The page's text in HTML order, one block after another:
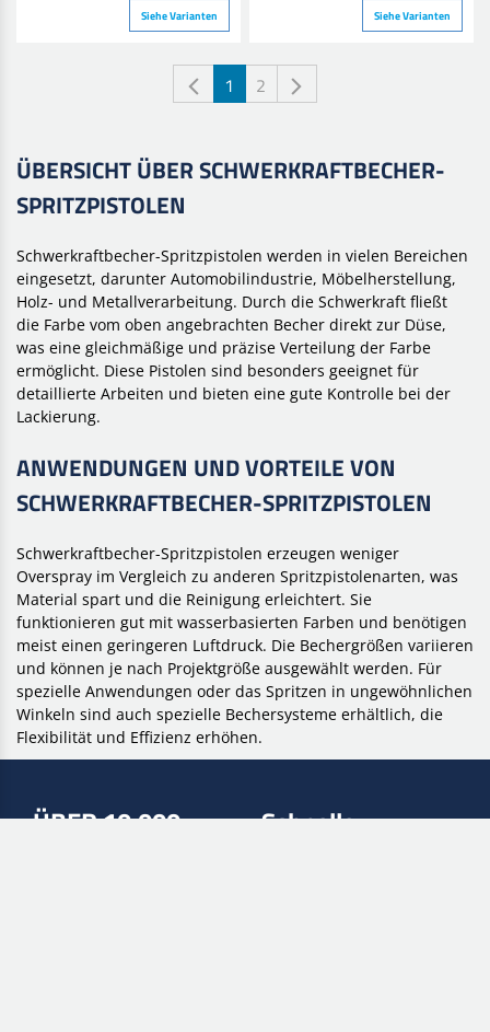
Siehe Varianten Siehe Varianten
1 2
ÜBERSICHT ÜBER SCHWERKRAFTBECHER-
SPRITZPISTOLEN
Schwerkraftbecher-Spritzpistolen werden in vielen Bereichen
eingesetzt, darunter Automobilindustrie, Möbelherstellung,
Holz- und Metallverarbeitung. Durch die Schwerkraft fließt
die Farbe vom oben angebrachten Becher direkt zur Düse,
was eine gleichmäßige und präzise Verteilung der Farbe
ermöglicht. Diese Pistolen sind besonders geeignet für
detaillierte Arbeiten und bieten eine gute Kontrolle bei der
Lackierung.
ANWENDUNGEN UND VORTEILE VON
SCHWERKRAFTBECHER-SPRITZPISTOLEN
Schwerkraftbecher-Spritzpistolen erzeugen weniger
Overspray im Vergleich zu anderen Spritzpistolenarten, was
Material spart und die Reinigung erleichtert. Sie
funktionieren gut mit wasserbasierten Farben und benötigen
meist einen geringeren Luftdruck. Die Bechergrößen variieren
und können je nach Projektgröße ausgewählt werden. Für
spezielle Anwendungen oder das Spritzen in ungewöhnlichen
Winkeln sind auch spezielle Bechersysteme erhältlich, die
Flexibilität und Effizienz erhöhen.
ÜBER 10.000 Schnelle